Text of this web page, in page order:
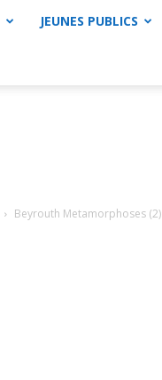
JEUNES PUBLICS
Beyrouth Metamorphoses (2)